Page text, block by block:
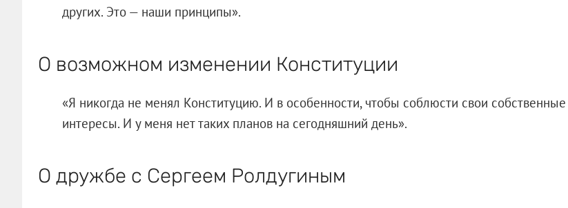
других. Это — наши принципы».
О возможном изменении Конституции
«Я никогда не менял Конституцию. И в особенности, чтобы соблюсти свои собственные
интересы. И у меня нет таких планов на сегодняшний день».
О дружбе с Сергеем Ролдугиным